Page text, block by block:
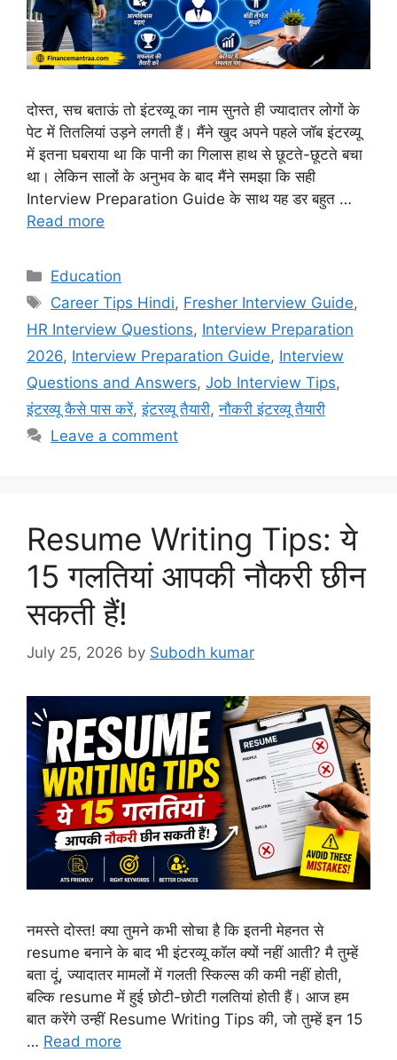
दोस्त, सच बताऊं तो इंटरव्यू का नाम सुनते ही ज्यादातर लोगों के
पेट में तितलियां उड़ने लगती हैं। मैंने खुद अपने पहले जॉब इंटरव्यू
में इतना घबराया था कि पानी का गिलास हाथ से छूटते-छूटते बचा
था। लेकिन सालों के अनुभव के बाद मैंने समझा कि सही
Interview Preparation Guide के साथ यह डर बहुत …
Read more
Education
Career Tips Hindi, Fresher Interview Guide,
HR Interview Questions, Interview Preparation
2026, Interview Preparation Guide, Interview
Questions and Answers, Job Interview Tips,
इंटरव्यू कैसे पास करें,इंटरव्यू तैयारी,नौकरी इंटरव्यू तैयारी
Leave a comment
Resume Writing Tips: ये
15 गलतियां आपकी नौकरी छीन
सकती हैं!
July 25, 2026 by Subodh kumar
नमस्ते दोस्त! क्या तुमने कभी सोचा है कि इतनी मेहनत से
resume बनाने के बाद भी इंटरव्यू कॉल क्यों नहीं आती? मै तुम्हें
बता दूं, ज्यादातर मामलों में गलती स्किल्स की कमी नहीं होती,
बल्कि resume में हुई छोटी-छोटी गलतियां होती हैं। आज हम
बात करेंगे उन्हीं Resume Writing Tips की, जो तुम्हें इन 15
… Read more